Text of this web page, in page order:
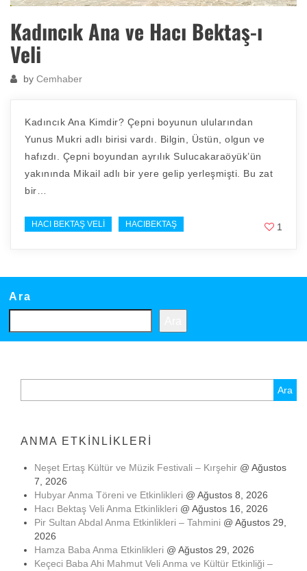
Kadıncık Ana ve Hacı Bektaş-ı
Veli
by Cemhaber
Kadıncık Ana Kimdir? Çepni boyunun ulularından
Yunus Mukri adlı birisi vardı. Bilgin, Üstün, olgun ve
hafızdı. Çepni boyundan ayrılık Sulucakaraöyük’ün
yakınında Mikail adlı bir yere gelip yerleşmişti. Bu zat
bir…
HACI BEKTAŞ VELI HACIBEKTAŞ 1
Ara
ANMA ETKINLIKLERI
Neşet Ertaş Kültür ve Müzik Festivali – Kırşehir @ Ağustos
7, 2026
Hubyar Anma Töreni ve Etkinlikleri @ Ağustos 8, 2026
Hacı Bektaş Veli Anma Etkinlikleri @ Ağustos 16, 2026
Pir Sultan Abdal Anma Etkinlikleri – Tahmini @ Ağustos 29,
2026
Hamza Baba Anma Etkinlikleri @ Ağustos 29, 2026
Keçeci Baba Ahi Mahmut Veli Anma ve Kültür Etkinliği –